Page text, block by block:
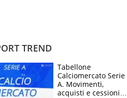
TREND
Tabellone
Calciomercato Serie
A. Movimenti,
acquisti e cessioni: